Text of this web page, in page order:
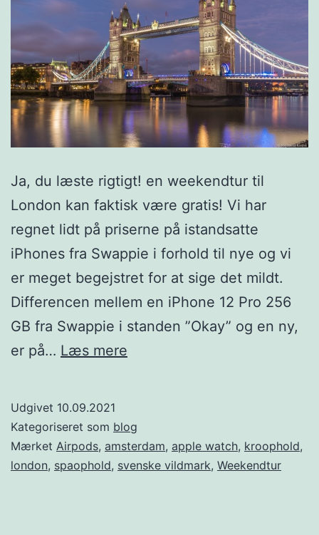
Ja, du læste rigtigt! en weekendtur til
London kan faktisk være gratis! Vi har
regnet lidt på priserne på istandsatte
iPhones fra Swappie i forhold til nye og vi
er meget begejstret for at sige det mildt.
Differencen mellem en iPhone 12 Pro 256
GB fra Swappie i standen ”Okay” og en ny,
er på… Læs mere
London
eller
Amsterdam
Udgivet 10.09.2021
Kategoriseret som blog
Mærket Airpods, amsterdam, apple watch, kroophold,
london, spaophold, svenske vildmark, Weekendtur